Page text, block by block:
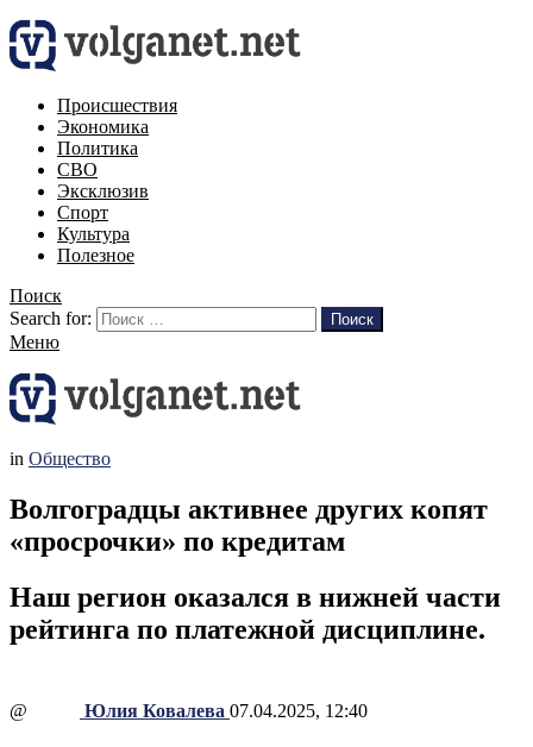
Происшествия
Экономика
Политика
СВО
Эксклюзив
Спорт
Культура
Полезное
Поиск
Search for:
Поиск
Меню
in Общество
Волгоградцы активнее других копят
«просрочки» по кредитам
Наш регион оказался в нижней части
рейтинга по платежной дисциплине.
@ Юлия Ковалева 07.04.2025, 12:40